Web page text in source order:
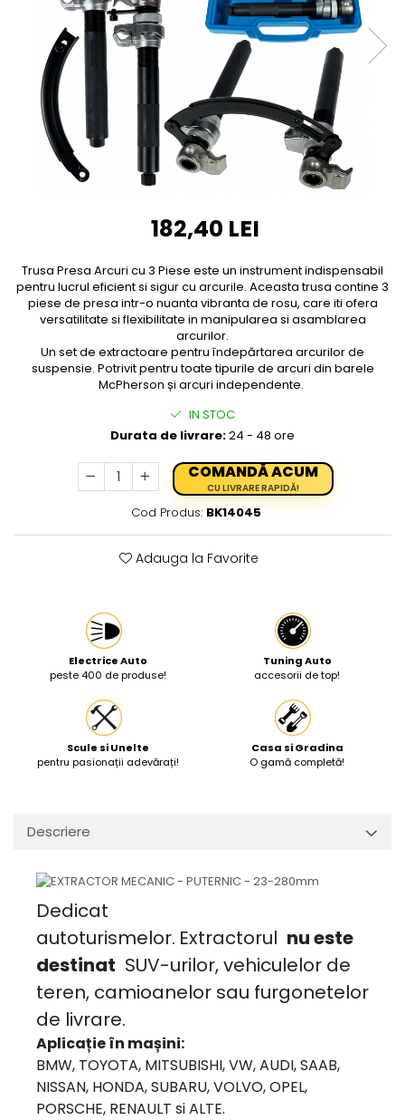
compresoare
Cricuri Auto Hidraulice
Pneumatice si Trapezoidale
Cricuri hidraulice
Cricuri pneumatice
Cricuri trapezoidale
Feon Electric
Generatoare curent
Masini de gaurit si Insurubat
Motoare electrice
Pistol de Lipit
Polizoare
Pompe Combustibil
Protectia muncii
Scule Pneumatice
Slefuitoare
Utilaje constructie
Motocositoare si Motosape
Nivela laser
Pistol de vopsit
Pompe
Rotopercutoare si bormasini
umidificatoare
182,40 LEI
Trusa Presa Arcuri cu 3 Piese este un instrument indispensabil
pentru lucrul eficient si sigur cu arcurile. Aceasta trusa contine 3
piese de presa intr-o nuanta vibranta de rosu, care iti ofera
versatilitate si flexibilitate in manipularea si asamblarea
arcurilor.
Un set de extractoare pentru îndepărtarea arcurilor de
suspensie. Potrivit pentru toate tipurile de arcuri din barele
McPherson și arcuri independente.
IN STOC
Durata de livrare:24 - 48 ore
COMANDĂ ACUM
CU LIVRARE RAPIDĂ!
Cod Produs: BK14045
Adauga la Favorite
Electrice Auto
peste 400 de produse!
Tuning Auto
accesorii de top!
Scule si Unelte
pentru pasionații adevărați!
Casa si Gradina
O gamă completă!
Descriere
Dedicat
autoturismelor. Extractorul nu este
destinat SUV-urilor, vehiculelor de
teren, camioanelor sau furgonetelor
de livrare.
Aplicație în mașini:
BMW, TOYOTA, MITSUBISHI, VW, AUDI, SAAB,
NISSAN, HONDA, SUBARU, VOLVO, OPEL,
PORSCHE, RENAULT si ALTE.